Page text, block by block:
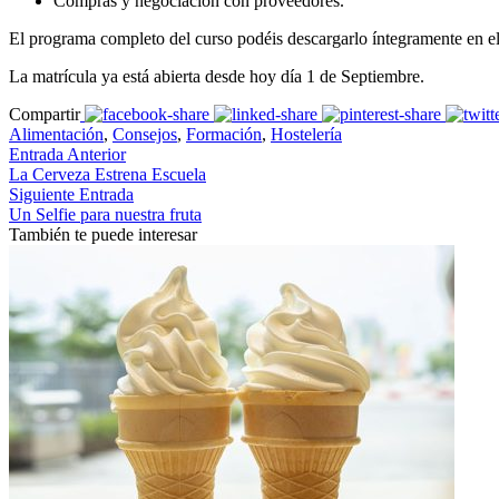
El programa completo del curso podéis descargarlo íntegramente en el
La matrícula ya está abierta desde hoy día 1 de Septiembre.
Compartir
Alimentación, Consejos, Formación, Hostelería
Entrada Anterior
La Cerveza Estrena Escuela
Siguiente Entrada
Un Selfie para nuestra fruta
También te puede interesar